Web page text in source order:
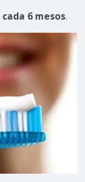
cada 6 mesos.